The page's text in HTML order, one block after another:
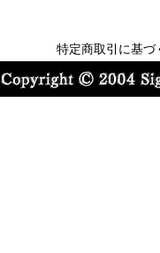
特定商取引に基づ